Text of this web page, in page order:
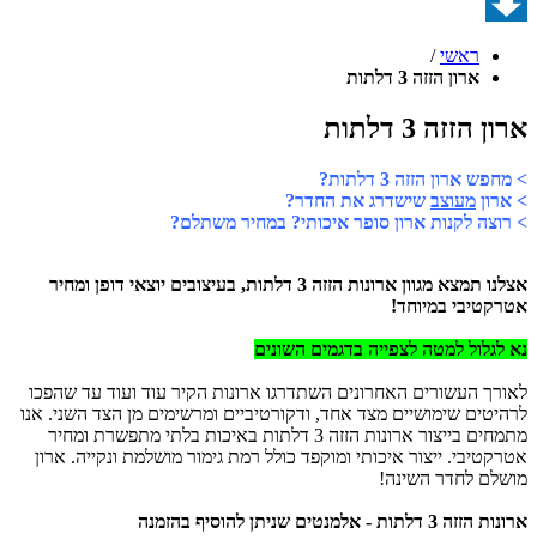
ראשי
/
ארון הזזה 3 דלתות
3 דלתות
ארון הזזה 3 דלתות?
מעוצבשישדרג את החדר?
לקנות ארון סופר איכותי? במחיר משתלם?
אצלנו תמצא מגוון ארונות הזזה 3 דלתות, בעיצובים יוצאי דופן ומחיר
במיוחד!
למטה לצפייה בדגמים השונים
העשורים האחרונים השתדרגו ארונות הקיר עוד ועוד עד שהפכו
שימושיים מצד אחד, ודקורטיביים ומרשימים מן הצד השני. אנו
מתמחים בייצור ארונות הזזה 3 דלתות באיכות בלתי מתפשרת ומחיר
ייצור איכותי ומוקפד כולל רמת גימור מושלמת ונקייה. ארון
לחדר השינה!
- אלמנטים שניתן להוסיף בהזמנה